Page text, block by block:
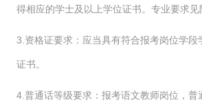
得相应的学士及以上学位证书。专业要求见
3.资格证要求：应当具有符合报考岗位学段
证书。
4.普通话等级要求：报考语文教师岗位，普